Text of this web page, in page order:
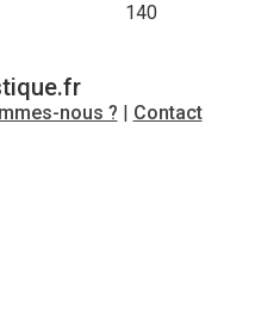
nous ? | Contact